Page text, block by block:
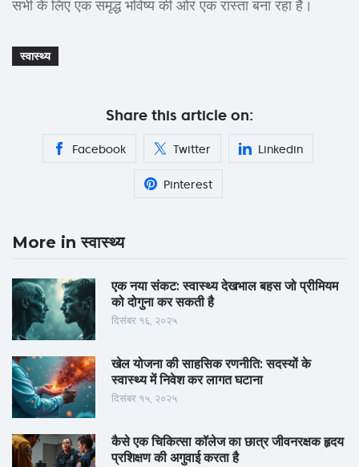
सभी के लिए एक समृद्ध भविष्य की ओर एक रास्ता बना रहा है।
स्वास्थ्य
Share this article on:
Facebook Twitter Linkedin
Pinterest
More in स्वास्थ्य
एक नया संकट: स्वास्थ्य देखभाल बहस जो प्रीमियम
को दोगुना कर सकती है
दिसंबर १६, २०२५
खेल योजना की साहसिक रणनीति: सदस्यों के
स्वास्थ्य में निवेश कर लागत घटाना
दिसंबर १५, २०२५
कैसे एक चिकित्सा कॉलेज का छात्र जीवनरक्षक हृदय
प्रशिक्षण की अगुवाई करता है